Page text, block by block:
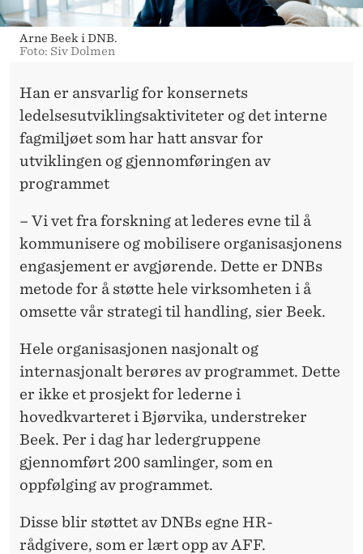
Arne Beek i DNB.
Foto: Siv Dolmen
Han er ansvarlig for konsernets
ledelsesutviklingsaktiviteter og det interne
fagmiljøet som har hatt ansvar for
utviklingen og gjennomføringen av
programmet
– Vi vet fra forskning at lederes evne til å
kommunisere og mobilisere organisasjonens
engasjement er avgjørende. Dette er DNBs
metode for å støtte hele virksomheten i å
omsette vår strategi til handling, sier Beek.
Hele organisasjonen nasjonalt og
internasjonalt berøres av programmet. Dette
er ikke et prosjekt for lederne i
hovedkvarteret i Bjørvika, understreker
Beek. Per i dag har ledergruppene
gjennomført 200 samlinger, som en
oppfølging av programmet.
Disse blir støttet av DNBs egne HR-
rådgivere, som er lært opp av AFF.